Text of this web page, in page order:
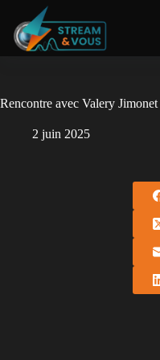
Rencontre avec Valery Jimonet
2 juin 2025